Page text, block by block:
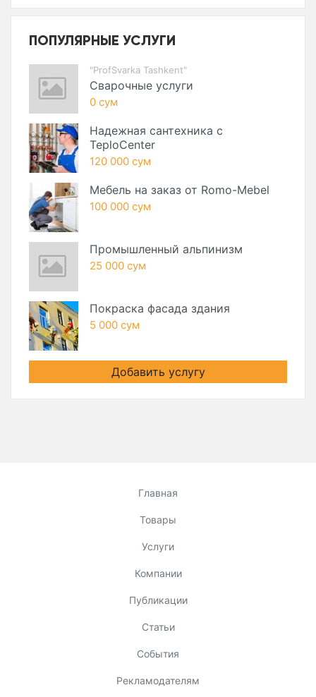
ПОПУЛЯРНЫЕ УСЛУГИ
"ProfSvarka Tashkent"
Сварочные услуги
0 сум
Надежная сантехника с
TeploCenter
120 000 сум
Мебель на заказ от Romo-Mebel
100 000 сум
Промышленный альпинизм
25 000 сум
Покраска фасада здания
5 000 сум
Добавить услугу
Главная
Товары
Услуги
Компании
Публикации
Статьи
События
Рекламодателям